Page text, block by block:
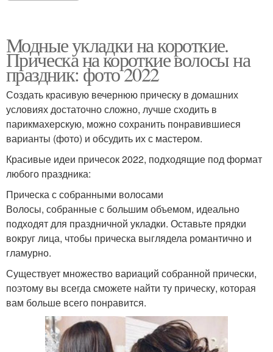
Модные укладки на короткие.
Прическа на короткие волосы на
праздник: фото 2022
Создать красивую вечернюю прическу в домашних
условиях достаточно сложно, лучше сходить в
парикмахерскую, можно сохранить понравившиеся
варианты (фото) и обсудить их с мастером.
Красивые идеи причесок 2022, подходящие под формат
любого праздника:
Прическа с собранными волосами
Волосы, собранные с большим объемом, идеально
подходят для праздничной укладки. Оставьте прядки
вокруг лица, чтобы прическа выглядела романтично и
гламурно.
Существует множество вариаций собранной прически,
поэтому вы всегда сможете найти ту прическу, которая
вам больше всего понравится.